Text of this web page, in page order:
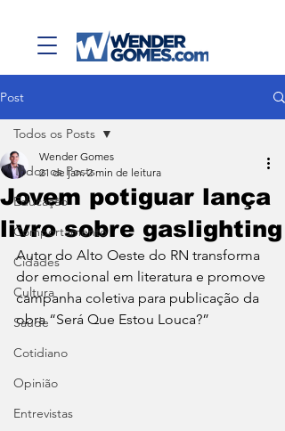
Post
Todos os Posts
Educação
Comportamento
Cidades
Cultura
Saúde
Cotidiano
Opinião
Entrevistas
Todos os Posts
Jovem potiguar lança
livro sobre gaslighting
Wender Gomes
21 de jan. 2 min de leitura
Autor do Alto Oeste do RN transforma
dor emocional em literatura e promove
campanha coletiva para publicação da
obra “Será Que Estou Louca?”